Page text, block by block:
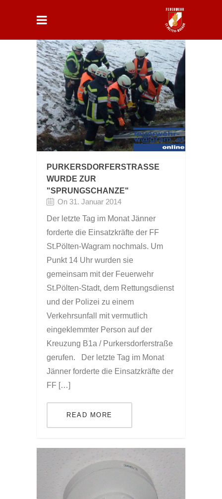
PURKERSDORFERSTRASSE W
URDE ZUR "
SPRUNGSCHANZE"
On 31. Januar 2014
Der letzte Tag im Monat Jänner
forderte die Einsatzkräfte der FF
St.Pölten-Wagram nochmals. Um
Punkt 14 Uhr wurden sie
gemeinsam mit der Feuerwehr
St.Pölten-Stadt, dem Rettungsdienst
und der Polizei zu einem
Verkehrsunfall mit vermutlich
eingeklemmter Person auf der
Kreuzung B1a / Purkersdorferstraße
gerufen. Der letzte Tag im Monat
Jänner forderte die Einsatzkräfte der
FF […]
READ MORE